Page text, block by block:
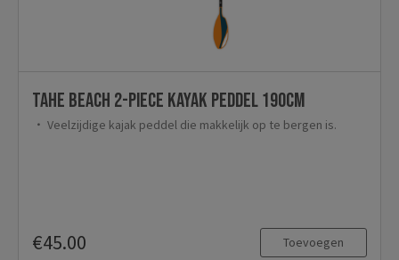
TAHE Beach 2-piece kayak peddel 190cm
Veelzijdige kajak peddel die makkelijk op te bergen is.
€45.00 Toevoegen